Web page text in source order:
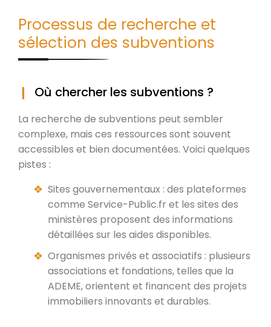
Processus de recherche et
sélection des subventions
Où chercher les subventions ?
La recherche de subventions peut sembler
complexe, mais ces ressources sont souvent
accessibles et bien documentées. Voici quelques
pistes :
Sites gouvernementaux : des plateformes
comme Service-Public.fr et les sites des
ministères proposent des informations
détaillées sur les aides disponibles.
Organismes privés et associatifs : plusieurs
associations et fondations, telles que la
ADEME, orientent et financent des projets
immobiliers innovants et durables.